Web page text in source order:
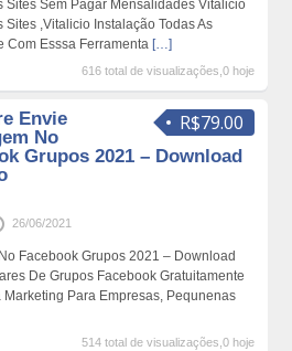
Sites Sem Pagar Mensalidades Vitalicio
,Vitalicio Instalação Todas As
Com Esssa Ferramenta […]
616 total de visualizações,0 hoje
R$79.00
Envie
No
Grupos 2021 – Download
26/06/2021
Facebook Grupos 2021 – Download
De Grupos Facebook Gratuitamente
Para Empresas, Pequnenas
514 total de visualizações,0 hoje